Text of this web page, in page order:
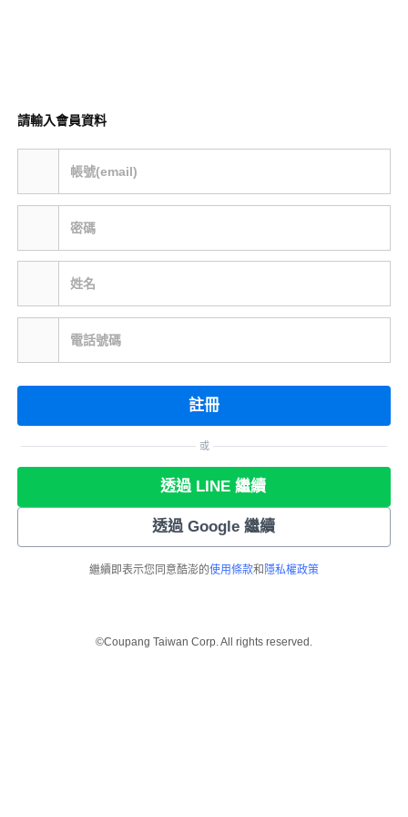
請輸入會員資料
帳號(email)
密碼
姓名
電話號碼
註冊
或
透過 LINE 繼續
透過 Google 繼續
繼續即表示您同意酷澎的使用條款和 隱私權政策
©Coupang Taiwan Corp. All rights reserved.